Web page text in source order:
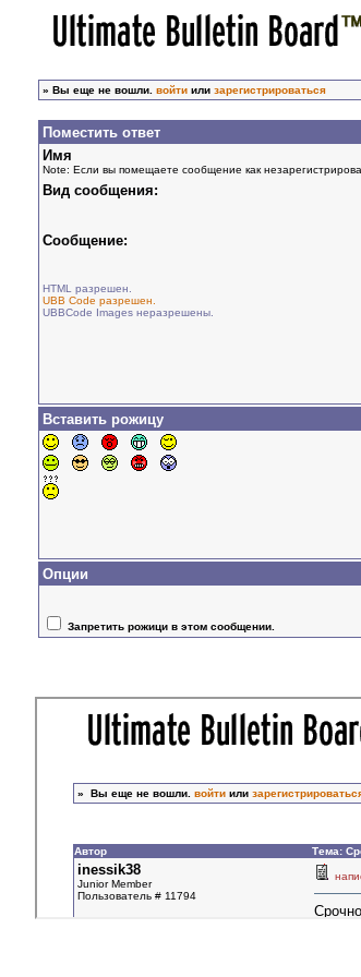
» Вы еще не вошли. войти или зарегистрироваться
Поместить ответ
Имя
Note: Если вы помещаете сообщение как
Вид сообщения:
Сообщение:
HTML разрешен.
UBB Code разрешен.
UBBCode Images неразрешены.
Вставить рожицу
Опции
Запретить рожици в этом сообщении.